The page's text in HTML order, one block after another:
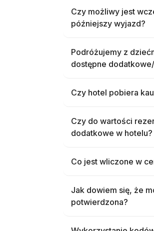
Czy możliwy jest
późniejszy wyjazd?
Podróżujemy z
dostępne
Czy hotel pobiera
Czy do wartości
dodatkowe w hotelu?
Co jest wliczone w
Jak dowiem się, że
potwierdzona?